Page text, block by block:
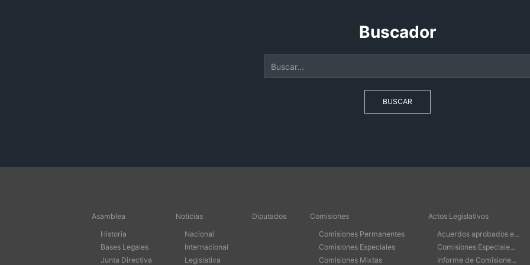
Buscador
BUSCAR
Asamblea
Historia
Bases Legales
Junta Directiva
Noticias
Nacional
Internacional
Legislativa
Diputados
Comisiones
Comisiones Permanentes
Comisiones Especiales
Comisiones Mixtas
Actos Legislativos
Acuerdos aprobados e...
Comisiones Especiale...
Informe de Comisione...